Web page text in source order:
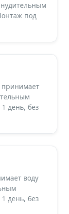
под
принимает
день, без
воду
день, без